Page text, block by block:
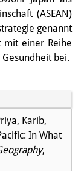
in
(ASEAN)
genannt
mit einer Reihe
bei.
Karib,
In What
,